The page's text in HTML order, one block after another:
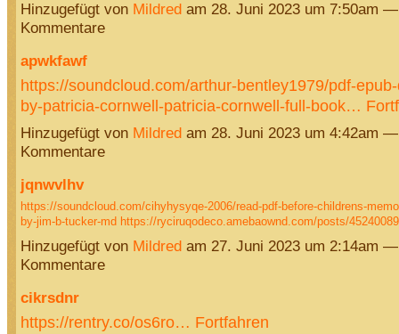
Hinzugefügt von Mildred am 28. Juni 2023 um 7:50am
Kommentare
apwkfawf
https://soundcloud.com/arthur-bentley1979/pdf-
by-patricia-cornwell-patricia-cornwell-full-book…
Hinzugefügt von Mildredam 28. Juni 2023 um 4:42am
Kommentare
jqnwvlhv
https://soundcloud.com/cihyhysyqe-2006/read-pdf-before-childrens-
by-jim-b-tucker-md https://ryciruqodeco.amebaownd.com/posts/
Hinzugefügt von Mildredam 27. Juni 2023 um 2:14am
Kommentare
cikrsdnr
https://rentry.co/os6ro… Fortfahren